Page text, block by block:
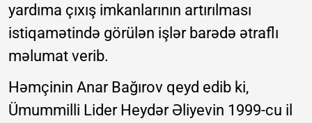
yardıma çıxış imkanlarının artırılması
istiqamətində görülən işlər barədə ətraflı
məlumat verib.
Həmçinin Anar Bağırov qeyd edib ki,
Ümummilli Lider Heydər Əliyevin 1999-cu il